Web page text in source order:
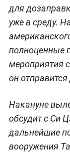
для
уже в среду.
полноценные
мероприятия
он
Накануне
обсудит с Си
дальнейшие
вооружения